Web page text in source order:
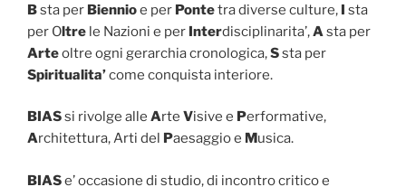
Bsta per Biennioe per Pontetra diverse culture, I sta
per Oltre le Nazioni e per Interdisciplinarita’,Asta per
Arteoltre ogni gerarchia cronologica,Ssta per
Spiritualita’come conquista interiore.
BIASsi rivolge alle Arte Visive e Performative,
Architettura, Arti del Paesaggio e M usica.
BIASe’ occasione di studio, di incontro critico e